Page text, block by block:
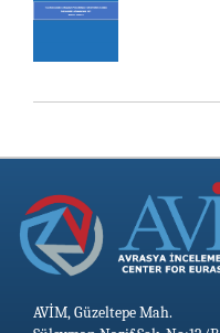
AVİM, Güzeltepe Mah.